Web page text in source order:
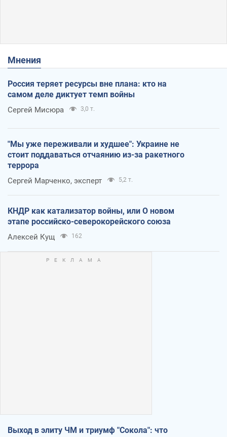
Мнения
Россия теряет ресурсы вне плана: кто на
самом деле диктует темп войны
Сергей Мисюра 3,0 т.
"Мы уже переживали и худшее": Украине не
стоит поддаваться отчаянию из-за ракетного
террора
Сергей Марченко, эксперт 5,2 т.
КНДР как катализатор войны, или О новом
этапе российско-северокорейского союза
Алексей Кущ 162
Выход в элиту ЧМ и триумф "Сокола": что